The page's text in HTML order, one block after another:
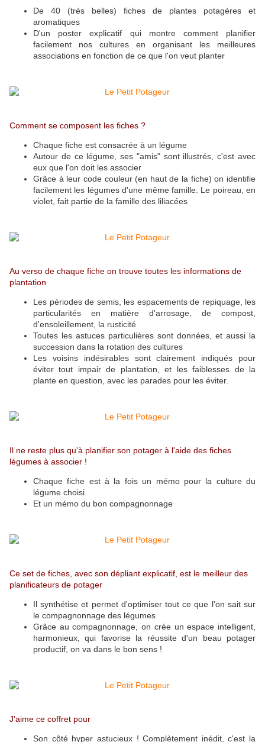
De 40 (très belles) fiches de plantes potagères et
aromatiques
D'un poster explicatif qui montre comment planifier
facilement nos cultures en organisant les meilleures
associations en fonction de ce que l'on veut planter
Comment se composent les fiches ?
Chaque fiche est consacrée à un légume
Autour de ce légume, ses "amis" sont illustrés, c'est avec
eux que l'on doit les associer
Grâce à leur code couleur (en haut de la fiche) on identifie
facilement les légumes d'une même famille. Le poireau, en
violet, fait partie de la famille des liliacées
Au verso de chaque fiche on trouve toutes les informations de
plantation
Les périodes de semis, les espacements de repiquage, les
particularités en matière d'arrosage, de compost,
d'ensoleillement, la rusticité
Toutes les astuces particulières sont données, et aussi la
succession dans la rotation des cultures
Les voisins indésirables sont clairement indiqués pour
éviter tout impair de plantation, et les faiblesses de la
plante en question, avec les parades pour les éviter.
Il ne reste plus qu'à planifier son potager à l'aide des fiches
légumes à associer !
Chaque fiche est à la fois un mémo pour la culture du
légume choisi
Et un mémo du bon compagnonnage
Ce set de fiches, avec son dépliant explicatif, est le meilleur des
planificateurs de potager
Il synthétise et permet d'optimiser tout ce que l'on sait sur
le compagnonnage des légumes
Grâce au compagnonnage, on crée un espace intelligent,
harmonieux, qui favorise la réussite d'un beau potager
productif, on va dans le bon sens !
J'aime ce coffret pour
Son côté hyper astucieux ! Complètement inédit, c'est la